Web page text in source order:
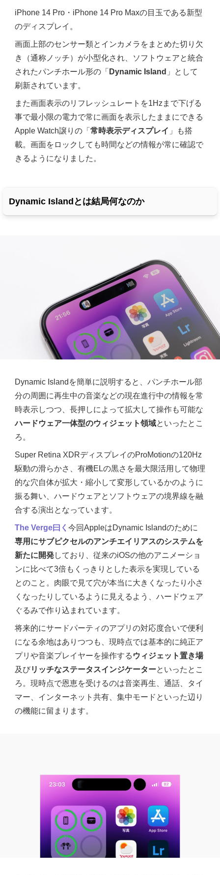
iPhone 14 Pro・iPhone 14 Pro Maxの目玉である新型
のディスプレイ。
画面上部のセンサー類とインカメラをまとめた切り欠
き（通称ノッチ）が小型化され、ソフトウェアと統合
されたパンチホール形の「 Dynamic Island 」として
刷新されています。
また画面表示のリフレッシュレートを1Hzまで下げる
事で最小限の電力で常に画面を表示したままにできる
Apple Watch譲りの「 常時表示ディスプレイ 」も搭
載。画面をロックしても時間などの情報が常に確認で
きるようになりました。
Dynamic Islandとは結局何なのか
Dynamic Islandを簡単に説明すると、パンチホール部
分の周囲に再生中の音楽などの現在進行中の情報を常
時表示しつつ、長押しによって拡大して操作も可能な
ハードウェア一体型のウィジェット領域といったとこ
ろ。
Super Retina XDRディスプレイのProMotionの120Hz
駆動の滑らかさ、有機ELの黒さを最大限活用して物理
的な穴自体が拡大・縮小して変形しているかのように
振る舞い、ハードウェアとソフトウェアの境界線を融
合する演出となっています。
The Verge曰く 今回AppleはDynamic Islandのために
専用にサブピクセルのアンチエイリアスのシステムを
新たに開発しており、従来のiOSの他のアニメーショ
ンに比べて3倍もくっきりとした表示を実現している
とのこと。肉眼で見て穴が本当に大きくなったり小さ
くなったりしているように見えるよう、ハードウェア
ぐるみで作り込まれています。
将来的にサードパーティのアプリの対応度合いで便利
になる余地はありつつも、現時点では基本的に純正ア
プリや音楽プレイヤーを操作する ウィジェット置き場
及びリッチなステータスインジケーターといったとこ
ろ。現時点で恩恵を受けるのは音楽再生、通話、タイ
マー、インターネット共有、集中モードといった辺り
の機能に留まります。